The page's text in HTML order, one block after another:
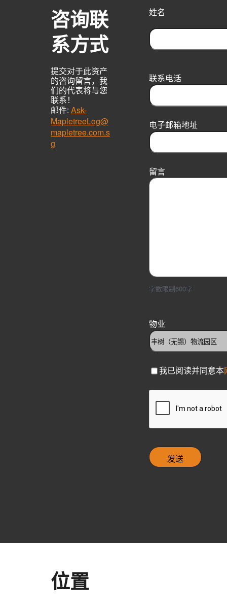
咨询联
系方式
提交对于此资产
的咨询留言，我
们的代表将与您
联系！
邮件: Ask-
MapletreeLog@
mapletree.com.s
g
姓名
r
s
t
联系电话
电子邮箱地址
留言
字数限制600字
物业
C
e
b
x
我已阅读并同意本
T
H
A
位置